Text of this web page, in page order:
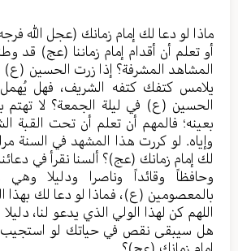
ماذا لو دعا لك إمام زمانك (عجل الله
أو تعلم أن أقدام إمام زماننا (عج) قد
المشاهد المشرفة؟ إذا زرت الحسين (ع)
يلامس كتفك كتفه الشريف، فهل يُهمل
الحسين (ع) في ليلة الجمعة؟ لا تهتم
بعينه؛ فالمهم أن تعلم أن تحت القبة
وإياه. لو كررت هذا المشهد في السنة
لك إمام زمانك (عج)؟ ألسنا نقرأ في
وحافظاً وقائداً وناصرا ودليلا
بالمعصومين (ع)، فماذا لو دعا لك بهذا
اللهم كن لهذا الولي الذي يدعو لنا، دليلا
هل سيبقى نقص في حياتك لو استجيب